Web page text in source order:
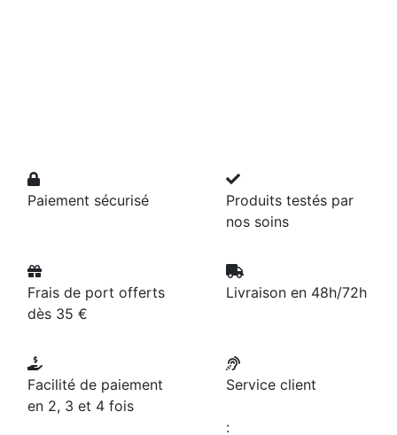
Paiement sécurisé
Produits testés par
nos soins
Frais de port offerts
dès 35 €
Livraison en 48h/72h
Facilité de paiement
en 2, 3 et 4 fois
Service client
: